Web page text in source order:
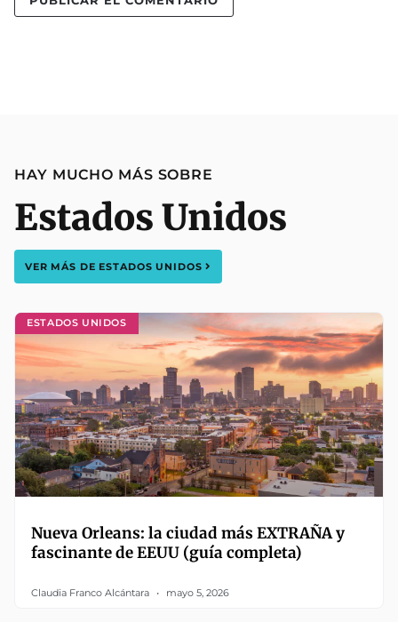
HAY MUCHO MÁS SOBRE
Estados Unidos
VER MÁS DE ESTADOS UNIDOS
ESTADOS UNIDOS
Nueva Orleans: la ciudad más EXTRAÑA y
fascinante de EEUU (guía completa)
Claudia Franco Alcántara mayo 5, 2026